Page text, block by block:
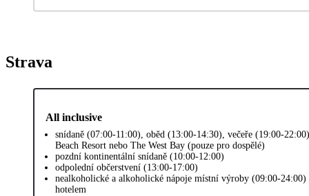
Strava
All inclusive
snídaně (07:00-11:00), oběd (13:00-14:30), večeře (19:00-
Beach Resort nebo The West Bay (pouze pro dospělé)
pozdní kontinentální snídaně (10:00-12:00)
odpolední občerstvení (13:00-17:00)
nealkoholické a alkoholické nápoje místní výroby (09:00-24:00)
hotelem